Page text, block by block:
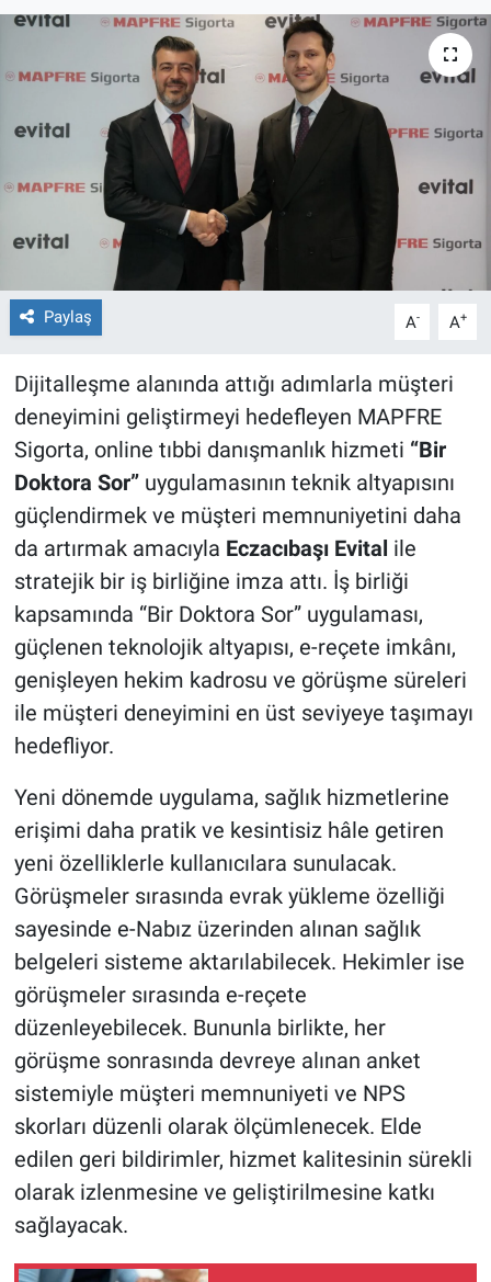
Paylaş A- A+
Dijitalleşme alanında attığı adımlarla müşteri
deneyimini geliştirmeyi hedefleyen MAPFRE
Sigorta, online tıbbi danışmanlık hizmeti “Bir
Doktora Sor”uygulamasının teknik altyapısını
güçlendirmek ve müşteri memnuniyetini daha
da artırmak amacıyla Eczacıbaşı Evital ile
stratejik bir iş birliğine imza attı. İş birliği
kapsamında “Bir Doktora Sor” uygulaması,
güçlenen teknolojik altyapısı, e-reçete imkânı,
genişleyen hekim kadrosu ve görüşme süreleri
ile müşteri deneyimini en üst seviyeye taşımayı
hedefliyor.
Yeni dönemde uygulama, sağlık hizmetlerine
erişimi daha pratik ve kesintisiz hâle getiren
yeni özelliklerle kullanıcılara sunulacak.
Görüşmeler sırasında evrak yükleme özelliği
sayesinde e-Nabız üzerinden alınan sağlık
belgeleri sisteme aktarılabilecek. Hekimler ise
görüşmeler sırasında e-reçete
düzenleyebilecek. Bununla birlikte, her
görüşme sonrasında devreye alınan anket
sistemiyle müşteri memnuniyeti ve NPS
skorları düzenli olarak ölçümlenecek. Elde
edilen geri bildirimler, hizmet kalitesinin sürekli
olarak izlenmesine ve geliştirilmesine katkı
sağlayacak.